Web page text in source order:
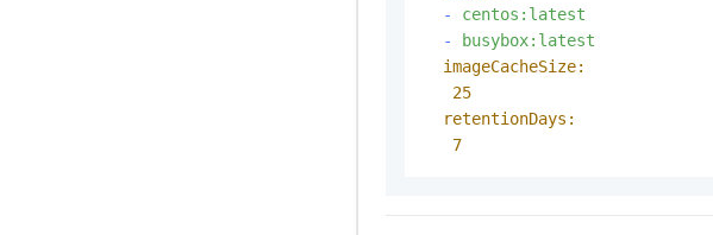
-
centos:latest
-
busybox:latest
imageCacheSize:
25
retentionDays:
7